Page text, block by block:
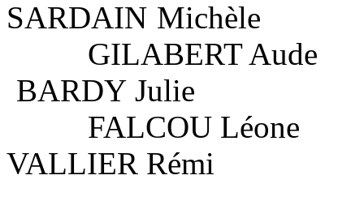
SARDAIN Michèle
GILABERT Aude
BARDY Julie
FALCOU Léone
VALLIER Rémi